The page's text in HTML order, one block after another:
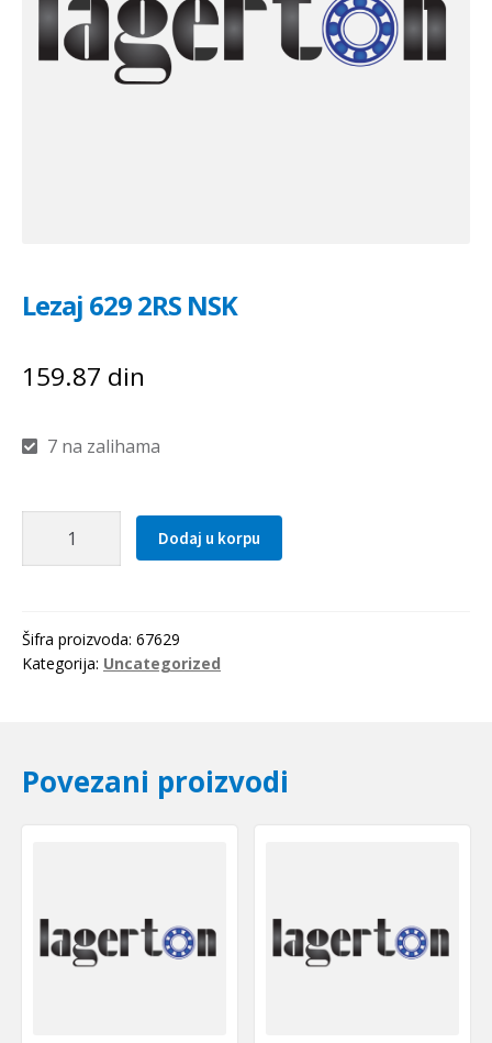
Lezaj 629 2RS NSK
159.87 din
7 na zalihama
količina
Dodaj u korpu
Šifra proizvoda: 67629
Kategorija: Uncategorized
Povezani proizvodi